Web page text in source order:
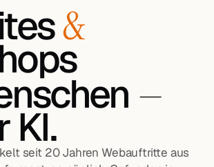
&
—
seit 20 Jahren Webauftritte aus